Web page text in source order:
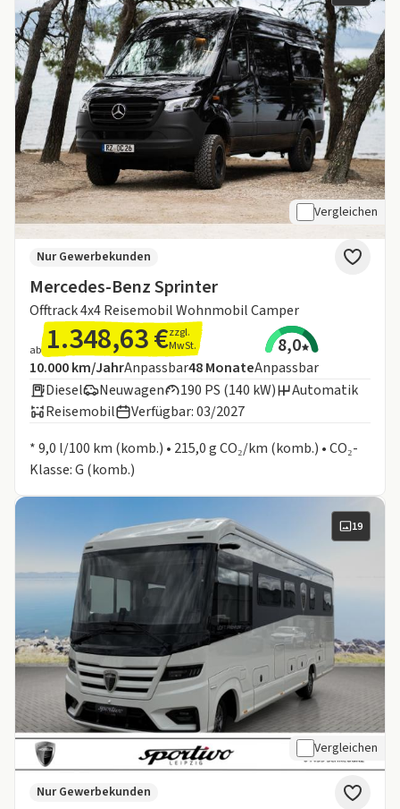
Vergleichen
Mercedes-Benz Sprinter
Offtrack 4x4 Reisemobil Wohnmobil Camper
Nur Gewerbekunden
ab 1.348,63 €zzgl.
MwSt.
8,0
Angebotsdetails:
Inklusive Laufleistung
10.000 km/JahrAnpassbarLaufzeit
48MonateAnpassbar
Diesel
Neuwagen 190 PS (140 kW)
Automatik
Reisemobil
Verfügbar: 03/2027
* 9,0 l/100 km (komb.) • 215,0 g CO₂/km (komb.) • CO₂-
Klasse: G (komb.)
19
Vergleichen
Nur Gewerbekunden